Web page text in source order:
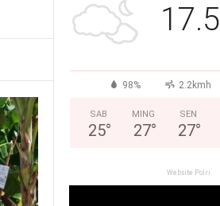
17.5
98% 2.2kmh
SAB
25°
MING
27°
SEN
27°
Website Polri